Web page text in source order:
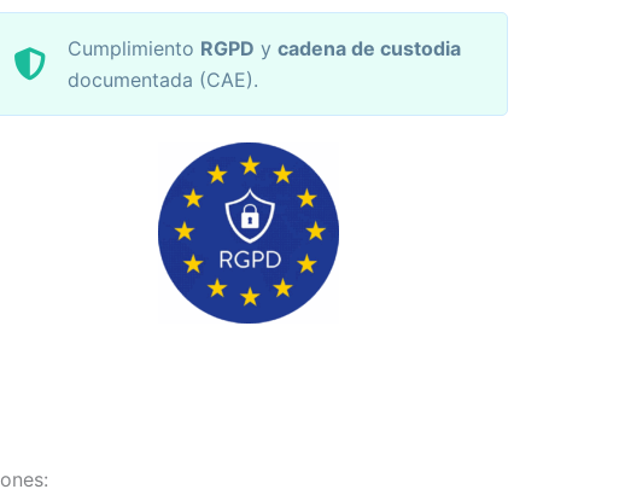
Cumplimiento RGPD y cadena de custodia
documentada (CAE).